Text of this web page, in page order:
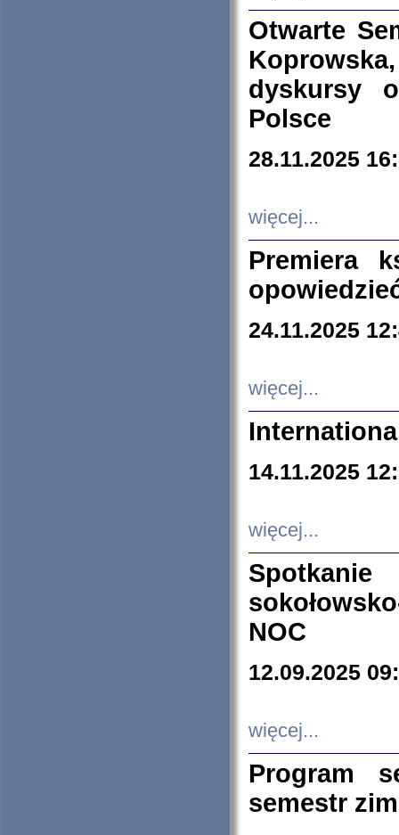
Otwarte
dyskursy
Polsce
28.11.2025
więcej...
Premiera
24.11.2025
więcej...
14.11.2025
więcej...
NOC
12.09.2025
więcej...
Program
semestr